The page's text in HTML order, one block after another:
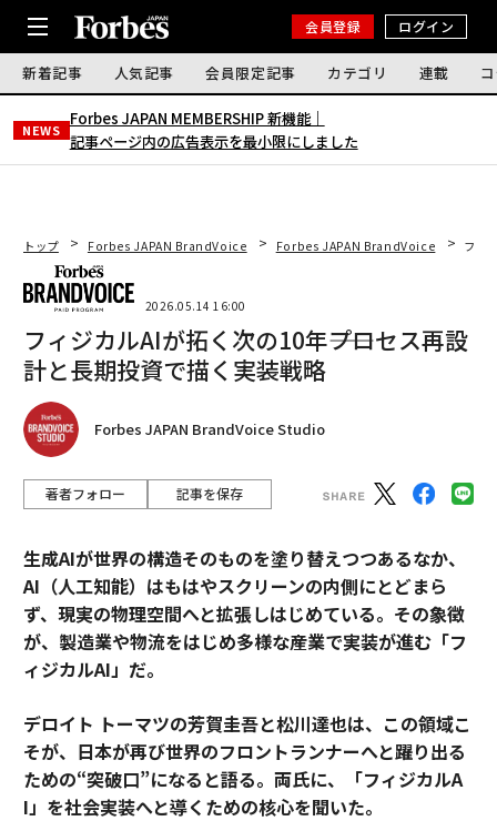
会員登録 ログイン
新着記事 人気記事 会員限定記事 カテゴリ 連載
NEWS
Forbes JAPAN MEMBERSHIP 新機能｜
記事ページ内の広告表示を最小限にしました
トップ Forbes JAPAN BrandVoice Forbes JAPAN BrandVoice フィ
2026.05.14 16:00
フィジカルAIが拓く次の10年――プロセス再設
計と長期投資で描く実装戦略
Forbes JAPAN BrandVoice Studio
著者フォロー 記事を保存
生成AIが世界の構造そのものを塗り替えつつあるなか、
AI（人工知能）はもはやスクリーンの内側にとどまら
ず、現実の物理空間へと拡張しはじめている。その象徴
が、製造業や物流をはじめ多様な産業で実装が進む「フ
ィジカルAI」だ。
デロイト トーマツの芳賀圭吾と松川達也は、この領域こ
そが、日本が再び世界のフロントランナーへと躍り出る
ための“突破口”になると語る。両氏に、「フィジカルA
I」を社会実装へと導くための核心を聞いた。